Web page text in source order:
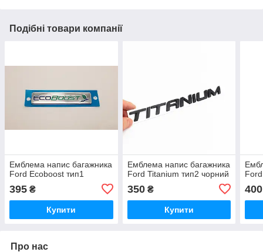
Подібні товари компанії
Емблема напис багажника
Ford Ecoboost тип1
395 ₴
Купити
Емблема напис багажника
Ford Titanium тип2 чорний
350₴
Купити
400
Про нас